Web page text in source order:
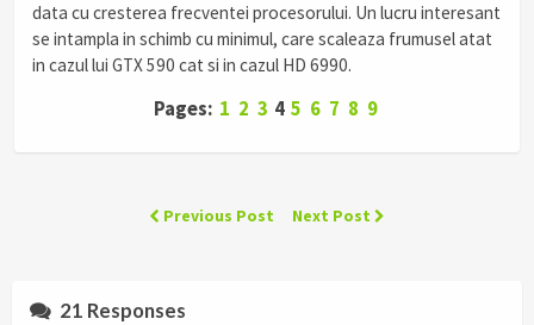
data cu cresterea frecventei procesorului. Un lucru interesant
se intampla in schimb cu minimul, care scaleaza frumusel atat
in cazul lui GTX 590 cat si in cazul HD 6990.
Pages: 1 2 3 4 5 6 7 8 9
Previous Post Next Post
21 Responses